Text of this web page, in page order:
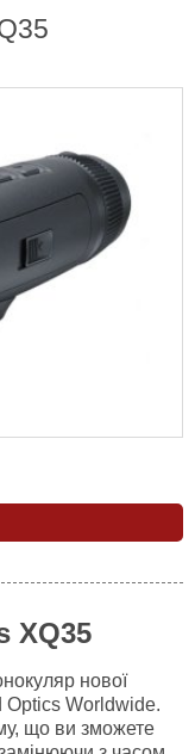
XQ35
нової
Optics Worldwide.
що ви зможете